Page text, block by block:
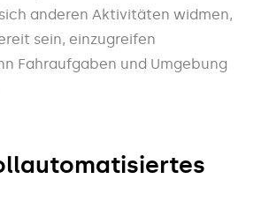
anderen Aktivitäten widmen,
sein, einzugreifen
Fahraufgaben und Umgebung